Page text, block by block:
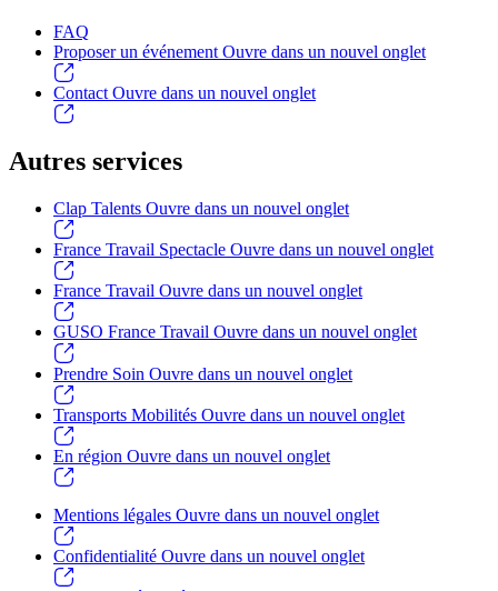
FAQ
Proposer un événement Ouvre dans un nouvel onglet
Contact Ouvre dans un nouvel onglet
Autres services
Clap Talents Ouvre dans un nouvel onglet
France Travail Spectacle Ouvre dans un nouvel onglet
France Travail Ouvre dans un nouvel onglet
GUSO France Travail Ouvre dans un nouvel onglet
Prendre Soin Ouvre dans un nouvel onglet
Transports Mobilités Ouvre dans un nouvel onglet
En région Ouvre dans un nouvel onglet
Mentions légales Ouvre dans un nouvel onglet
Confidentialité Ouvre dans un nouvel onglet